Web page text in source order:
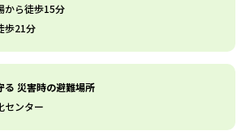
から徒歩15分
歩21分
る 災害時の避難場所
センター